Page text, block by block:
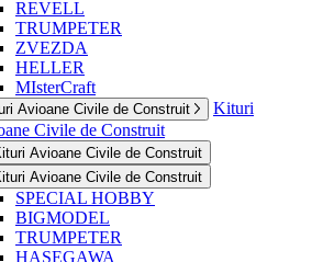
REVELL
TRUMPETER
ZVEZDA
HELLER
MIsterCraft
Avioane Civile de Construit
Kituri
Civile de Construit
Avioane Civile de Construit
Avioane Civile de Construit
SPECIAL HOBBY
BIGMODEL
TRUMPETER
HASEGAWA